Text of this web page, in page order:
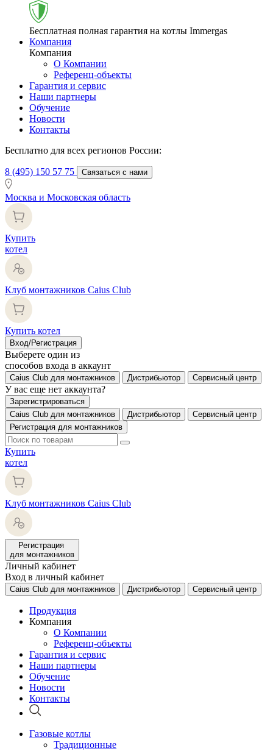
Бесплатная полная гарантия на котлы Immergas
Компания
Компания
О Компании
Референц-объекты
Гарантия и сервис
Наши партнеры
Обучение
Новости
Контакты
Бесплатно для всех регионов России:
8 (495) 150 57 75 Связаться с нами
Москва и Московская область
Купить
котел
Клуб монтажников Caius Club
Купить котел
Вход/Регистрация
Выберете один из
способов входа в аккаунт
Caius Club для монтажников Дистрибьютор Сервисный центр
У вас еще нет аккаунта?
Зарегистрироваться
Caius Club для монтажников
Дистрибьютор
Сервисный центр
Регистрация для монтажников
Купить
котел
Клуб монтажников Caius Club
Регистрация
для монтажников
Личный кабинет
Вход в личный кабинет
Caius Club для монтажников Дистрибьютор Сервисный центр
Продукция
Компания
О Компании
Референц-объекты
Гарантия и сервис
Наши партнеры
Обучение
Новости
Контакты
Газовые котлы
Традиционные